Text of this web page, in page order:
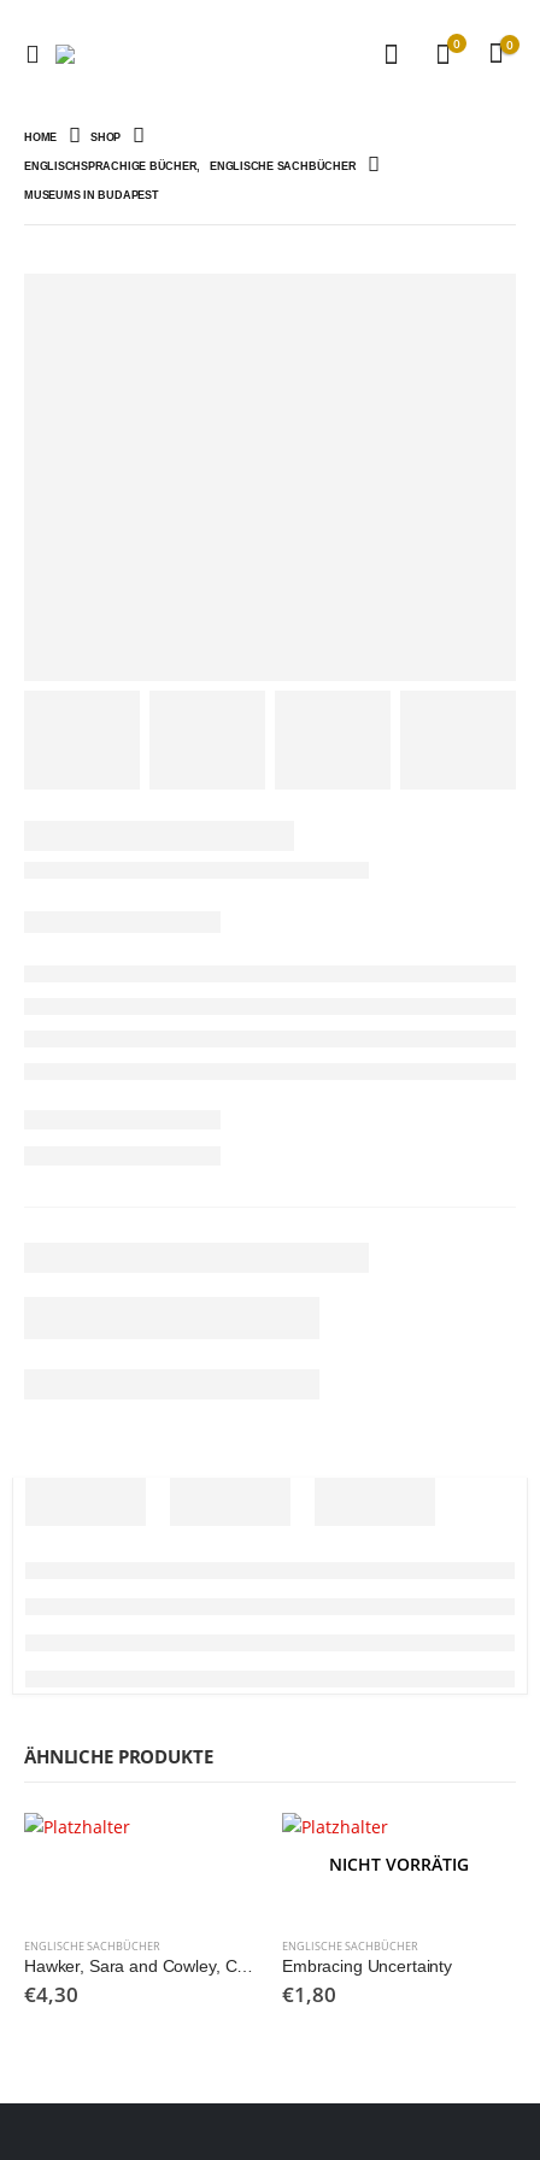
0 0
HOME SHOP
ENGLISCHSPRACHIGE BÜCHER, ENGLISCHE SACHBÜCHER
MUSEUMS IN BUDAPEST
ÄHNLICHE PRODUKTE
ENGLISCHE SACHBÜCHER
Hawker, Sara and Cowley, Chris (Ed.): Oxford Dictionary & Thesaurus of Current English
€4,30
NICHT VORRÄTIG
ENGLISCHE SACHBÜCHER
Embracing Uncertainty
€1,80